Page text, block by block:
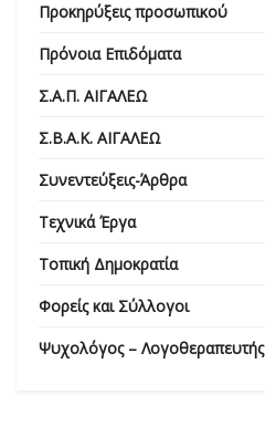
Προκηρύξεις προσωπικού
Πρόνοια Επιδόματα
Σ.Α.Π. ΑΙΓΑΛΕΩ
Σ.Β.Α.Κ. ΑΙΓΑΛΕΩ
Συνεντεύξεις-Άρθρα
Τεχνικά Έργα
Τοπική Δημοκρατία
Φορείς και Σύλλογοι
Ψυχολόγος – Λογοθεραπευτής